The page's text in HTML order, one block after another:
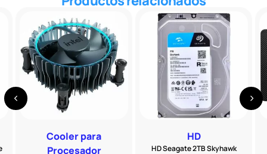
HD
HD Seagate 2TB Skyhawk
Cooler para
Procesador